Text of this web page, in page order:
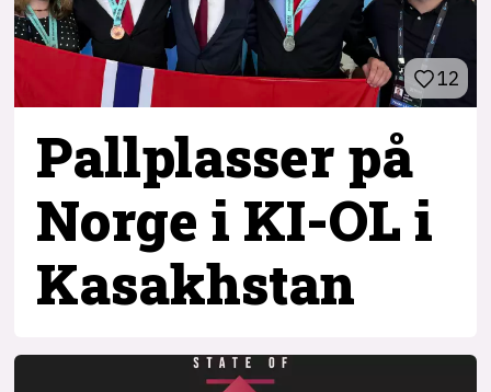
12
Pallplasser på
Norge i KI-OL i
Kasakhstan